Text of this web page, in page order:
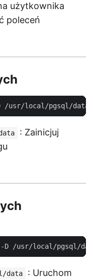
użytkownika
poleceń
: Zainicjuj
data
: Uruchom